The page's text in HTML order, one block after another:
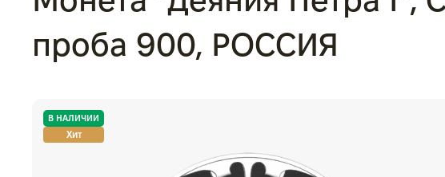
проба 900, РОССИЯ
В НАЛИЧИИ
Хит